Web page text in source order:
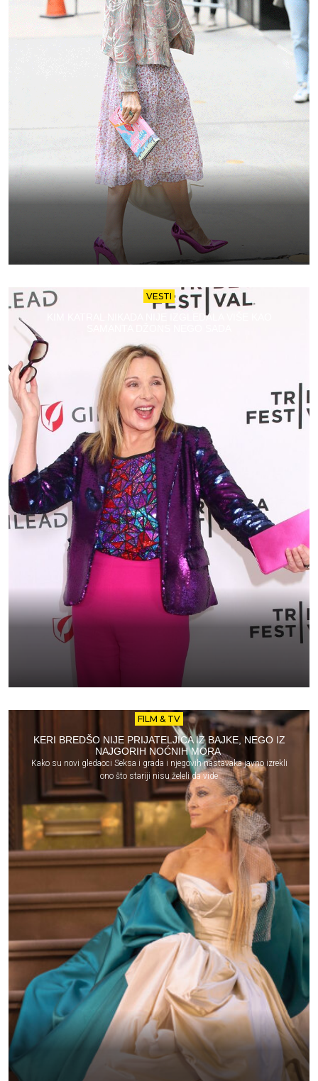
VESTI
KIM KATRAL NIKADA NIJE IZGLEDALA VIŠE KAO
FILM & TV
KERI BREDŠO NIJE PRIJATELJICA IZ BAJKE, NEGO IZ
NAJGORIH NOĆNIH MORA
Kako su novi gledaoci Seksa i grada i njegovih nastavaka javno izrekli
ono što stariji nisu želeli da vide